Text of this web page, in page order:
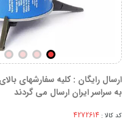
ارسال رایگان : کلیه سفارشهای
به سراسر ایران ارسال می گردند
کد کالا :